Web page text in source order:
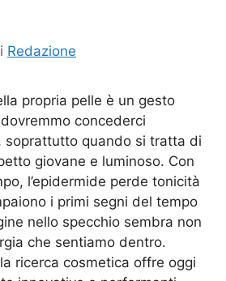
Redazione
propria pelle è un gesto
concederci
soprattutto quando si tratta di
giovane e luminoso. Con
l’epidermide perde tonicità
i primi segni del tempo
nello specchio sembra non
che sentiamo dentro.
ricerca cosmetica offre oggi